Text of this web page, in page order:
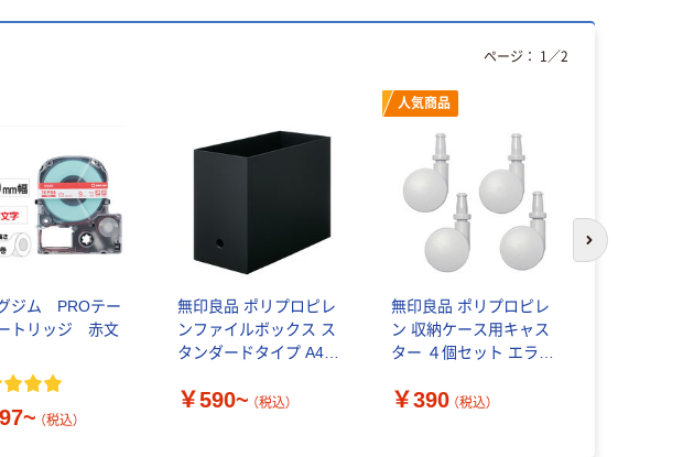
ジム PROテー
トリッジ 赤文
（税込）
無印良品 ポリプロピレ
ンファイルボックス ス
タンダードタイプ A4用
￥590~ （税込）
人気商品
無印良品 ポリプロピレ
ン 収納ケース用キャス
ター ４個セット エラス
￥390 （税込）
ページ： 1 ／2
次のスライド